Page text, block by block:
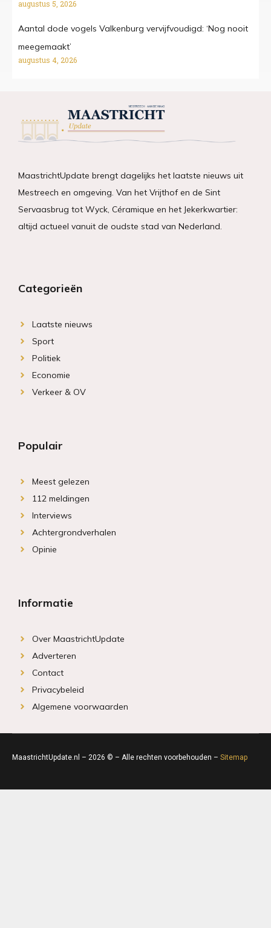
augustus 5, 2026
Aantal dode vogels Valkenburg vervijfvoudigd: ‘Nog nooit
meegemaakt’
augustus 4, 2026
MaastrichtUpdate brengt dagelijks het laatste nieuws uit
Mestreech en omgeving. Van het Vrijthof en de Sint
Servaasbrug tot Wyck, Céramique en het Jekerkwartier:
altijd actueel vanuit de oudste stad van Nederland.
Categorieën
Laatste nieuws
Sport
Politiek
Economie
Verkeer & OV
Populair
Meest gelezen
112 meldingen
Interviews
Achtergrondverhalen
Opinie
Informatie
Over MaastrichtUpdate
Adverteren
Contact
Privacybeleid
Algemene voorwaarden
MaastrichtUpdate.nl – 2026 © – Alle rechten voorbehouden – Sitemap